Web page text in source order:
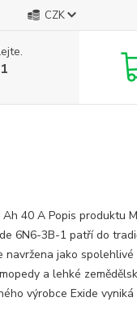
CZK
40 A Popis produktu
6N6-3B-1 patří do
navržena jako
a lehké
výrobce Exide vyniká